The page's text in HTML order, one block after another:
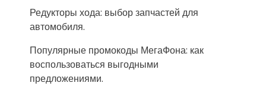
Редукторы хода: выбор запчастей для
автомобиля.
Популярные промокоды МегаФона: как
воспользоваться выгодными
предложениями.